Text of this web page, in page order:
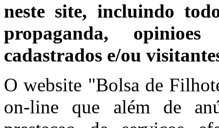
neste site, incluindo
propaganda,
cadastrados e/ou
O website "Bolsa de
on-line que além de